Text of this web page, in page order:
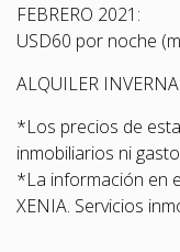
FEBRERO 2021:
USD60 por noche
ALQUILER
*Los precios de
inmobiliarios ni
*La información en
XENIA. Servicios